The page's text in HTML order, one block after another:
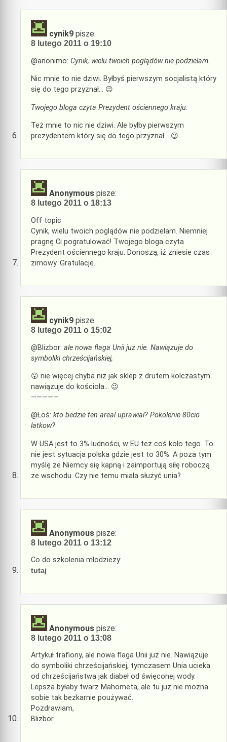
cynik9 pisze:
8 lutego 2011 o 19:10
@anonimo: Cynik, wielu twoich poglądów nie podzielam.
Nic mnie to nie dziwi. Byłbyś pierwszym socjalistą który
się do tego przyznał… 😉
Twojego bloga czyta Prezydent ościennego kraju.
Też mnie to nic nie dziwi. Ale byłby pierwszym
prezydentem który się do tego przyznał… 😉
Anonymous pisze:
8 lutego 2011 o 18:13
Off topic
Cynik, wielu twoich poglądów nie podzielam. Niemniej
pragnę Ci pogratulować! Twojego bloga czyta
Prezydent ościennego kraju. Donoszą, iż zniesie czas
zimowy. Gratulacje.
cynik9 pisze:
8 lutego 2011 o 15:02
@Blizbor: ale nowa flaga Unii już nie. Nawiązuje do
symboliki chrześcijańskiej,
😮 nie więcej chyba niż jak sklep z drutem kolczastym
nawiązuje do kościoła… 😉
—————
@Łoś: kto bedzie ten areal uprawial? Pokolenie 80cio
latkow?
W USA jest to 3% ludności, w EU też coś koło tego. To
nie jest sytuacja polska gdzie jest to 30%. A poza tym
myślę że Niemcy się kapną i zaimportują siłę roboczą
ze wschodu. Czy nie temu miała służyć unia?
Anonymous pisze:
8 lutego 2011 o 13:12
Co do szkolenia młodzieży:
tutaj
Anonymous pisze:
8 lutego 2011 o 13:08
Artykuł trafiony, ale nowa flaga Unii już nie. Nawiązuje
do symboliki chrześcijańskiej, tymczasem Unia ucieka
od chrześcijaństwa jak diabeł od święconej wody.
Lepsza byłaby twarz Mahometa, ale tu już nie można
sobie tak bezkarnie poużywać.
Pozdrawiam,
Blizbor